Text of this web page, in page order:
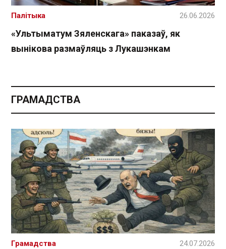
«Ультыматум Зяленскага» паказаў, як
вынікова размаўляць з Лукашэнкам
Палітыка 26.06.2026
ГРАМАДСТВА
Грамадства 24.07.2026